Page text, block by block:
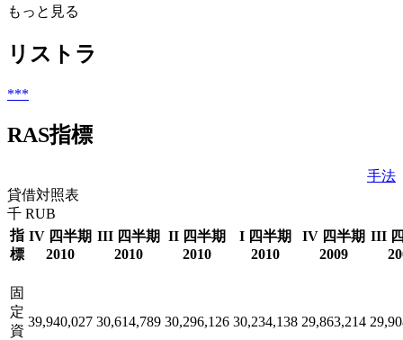
もっと見る
リストラ
***
RAS指標
手法
貸借対照表
千 RUB
指
標
IV 四半期
2010
III 四半期
2010
II 四半期
2010
I 四半期
2010
IV 四半期
2009
III
固
定
資
39,940,027 30,614,789 30,296,126 30,234,138 29,863,214